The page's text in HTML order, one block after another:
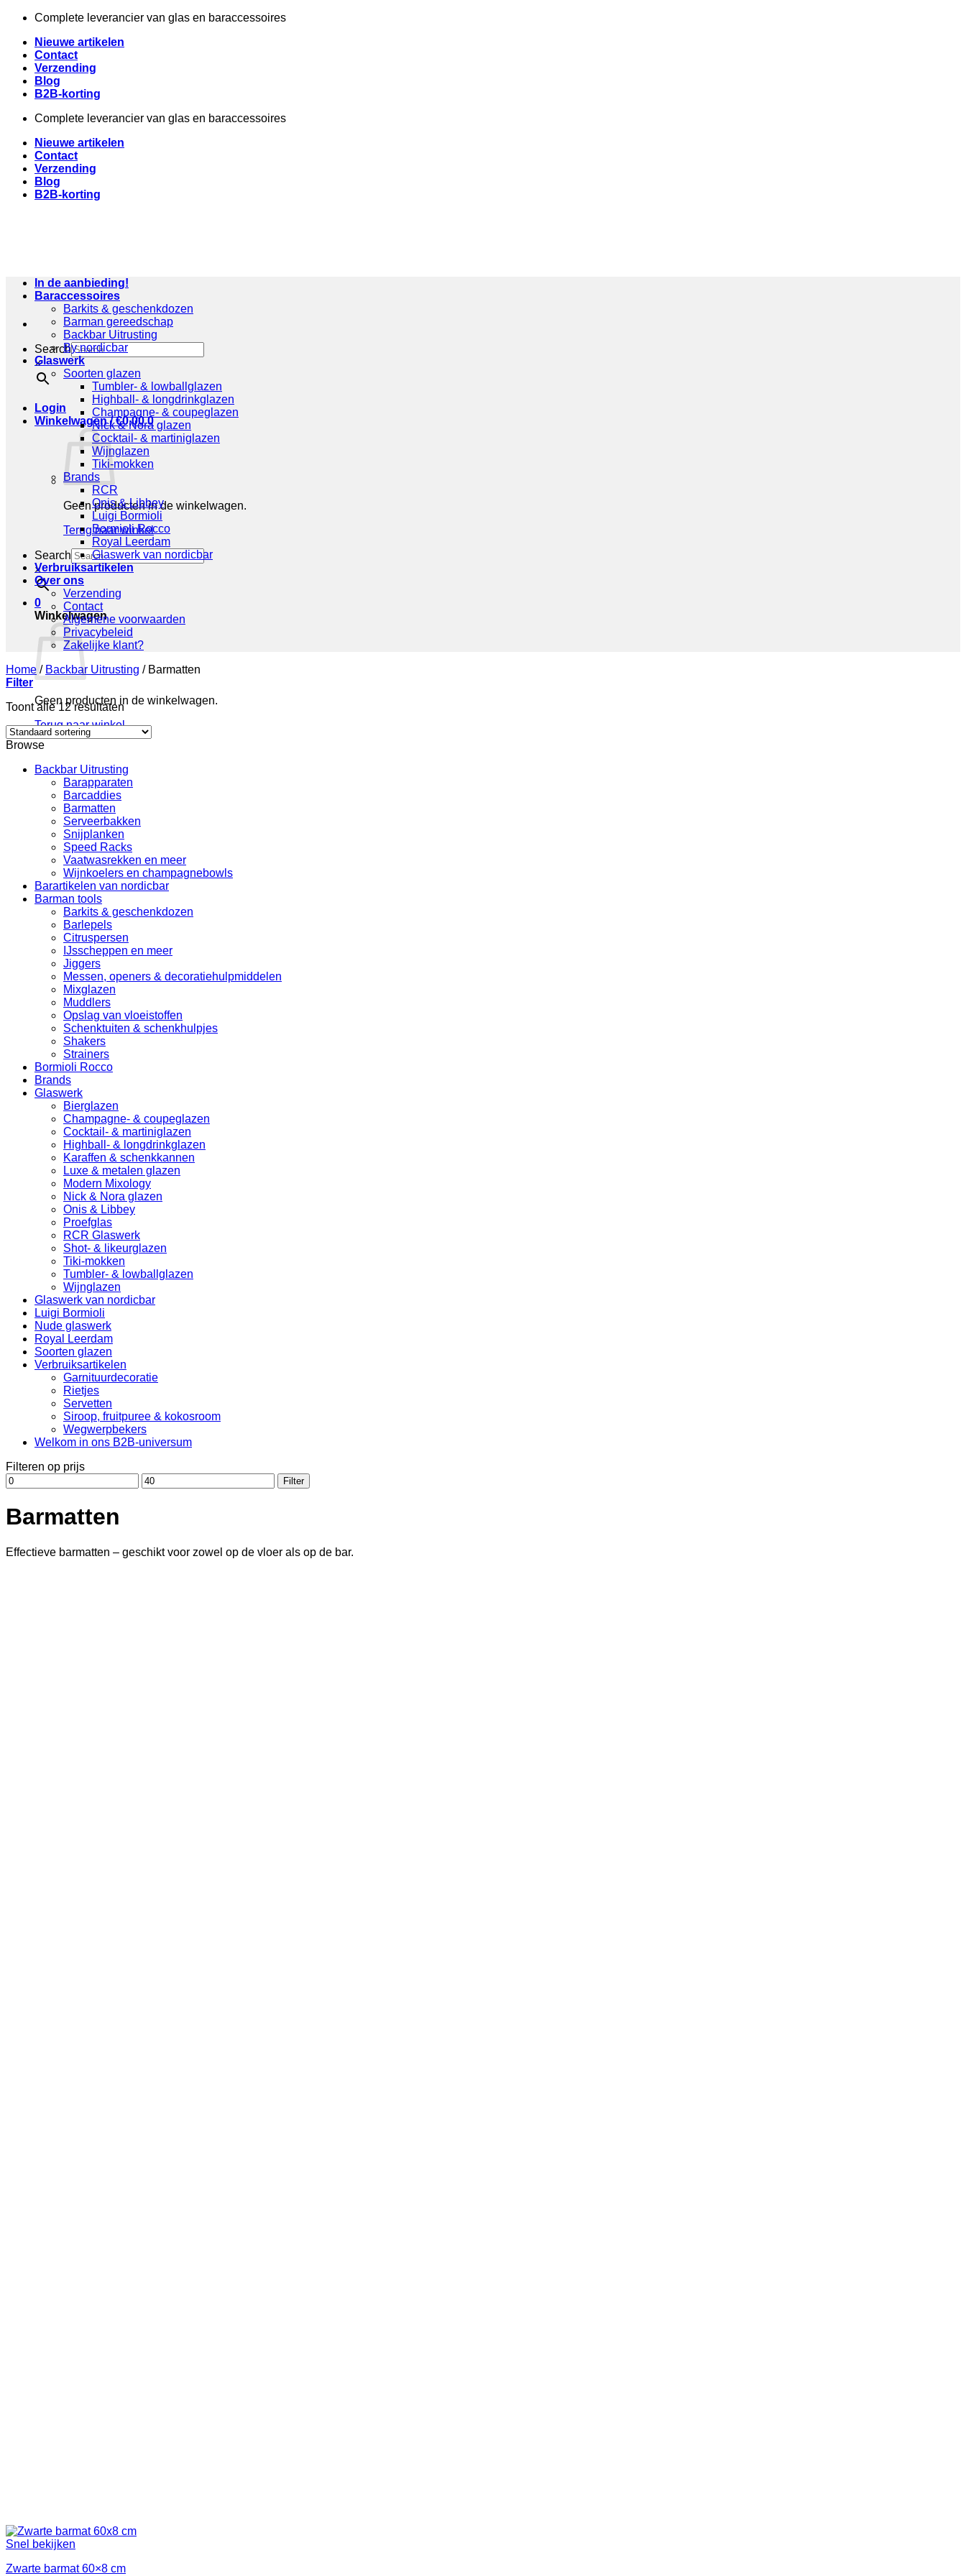
inhoud
Complete leverancier van glas en baraccessoires
Nieuwe artikelen
Contact
Verzending
Blog
B2B-korting
Complete leverancier van glas en baraccessoires
Nieuwe artikelen
Contact
Verzending
Blog
B2B-korting
Search
×
Login
Winkelwagen /€0,00 0
Geen producten in de winkelwagen.
Terug naar winkel
Search
×
0
Winkelwagen
Geen producten in de winkelwagen.
Terug naar winkel
In de aanbieding!
Baraccessoires
Barkits & geschenkdozen
Barman gereedschap
Backbar Uitrusting
By nordicbar
Glaswerk
Soorten glazen
Tumbler- & lowballglazen
Highball- & longdrinkglazen
Champagne- & coupeglazen
Nick & Nora glazen
Cocktail- & martiniglazen
Wijnglazen
Tiki-mokken
Brands
RCR
Onis & Libbey
Luigi Bormioli
Bormioli Rocco
Royal Leerdam
Glaswerk van nordicbar
Verbruiksartikelen
Over ons
Verzending
Contact
Algemene voorwaarden
Privacybeleid
Zakelijke klant?
Home / Backbar Uitrusting /Barmatten
Filter
Toont alle 12 resultaten
Browse
Backbar Uitrusting
Barapparaten
Barcaddies
Barmatten
Serveerbakken
Snijplanken
Speed Racks
Vaatwasrekken en meer
Wijnkoelers en champagnebowls
Barartikelen van nordicbar
Barman tools
Barkits & geschenkdozen
Barlepels
Citruspersen
IJsscheppen en meer
Jiggers
Messen, openers & decoratiehulpmiddelen
Mixglazen
Muddlers
Opslag van vloeistoffen
Schenktuiten & schenkhulpjes
Shakers
Strainers
Bormioli Rocco
Brands
Glaswerk
Bierglazen
Champagne- & coupeglazen
Cocktail- & martiniglazen
Highball- & longdrinkglazen
Karaffen & schenkkannen
Luxe & metalen glazen
Modern Mixology
Nick & Nora glazen
Onis & Libbey
Proefglas
RCR Glaswerk
Shot- & likeurglazen
Tiki-mokken
Tumbler- & lowballglazen
Wijnglazen
Glaswerk van nordicbar
Luigi Bormioli
Nude glaswerk
Royal Leerdam
Soorten glazen
Verbruiksartikelen
Garnituurdecoratie
Rietjes
Servetten
Siroop, fruitpuree & kokosroom
Wegwerpbekers
Welkom in ons B2B-universum
Filteren op prijs
Min.
prijs
Max.
prijs
Filter
Barmatten
Effectieve barmatten – geschikt voor zowel op de vloer als op de bar.
Snel bekijken
Zwarte barmat 60×8 cm